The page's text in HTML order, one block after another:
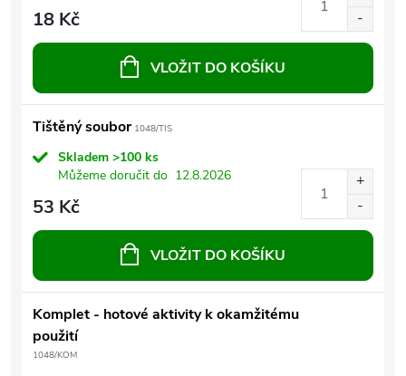
18 Kč
VLOŽIT DO KOŠÍKU
Tištěný soubor1048/TIS
Skladem >100 ks
Můžeme doručit do 12.8.2026
53 Kč
VLOŽIT DO KOŠÍKU
Komplet - hotové aktivity k okamžitému
použití
1048/KOM